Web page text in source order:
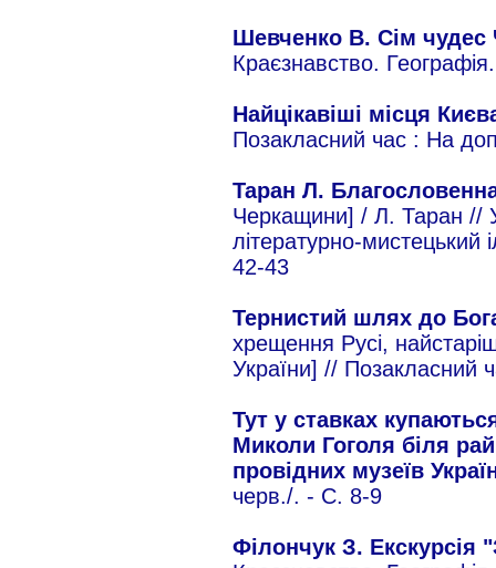
Шевченко В. Сім
Краєзнавство.
Найцікавіші місця
Позакласний час : На
Таран Л.
Черкащини] / Л. Таран //
літературно-
42-43
Тернистий шлях до
хрещення Русі,
України] // Позакласний
Тут у ставках
Миколи Гоголя біля
провідних музеїв
черв./. - С. 8-9
Філончук З. Екскурсія